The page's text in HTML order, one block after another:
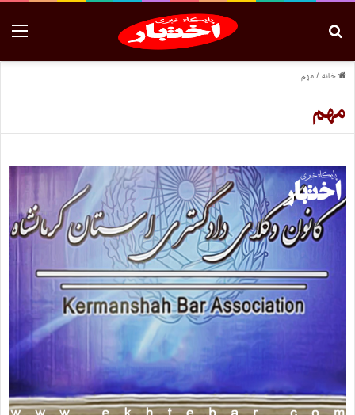
خانه/مهم
مهم